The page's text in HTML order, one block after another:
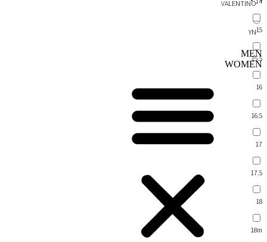
VALENTINO
YN15
15.5
16
16.5
17
17.5
18
18m
MEN
WOMEN